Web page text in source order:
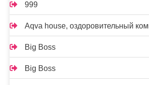
999
Aqva house, оздоровительный
Big Boss
Big Boss